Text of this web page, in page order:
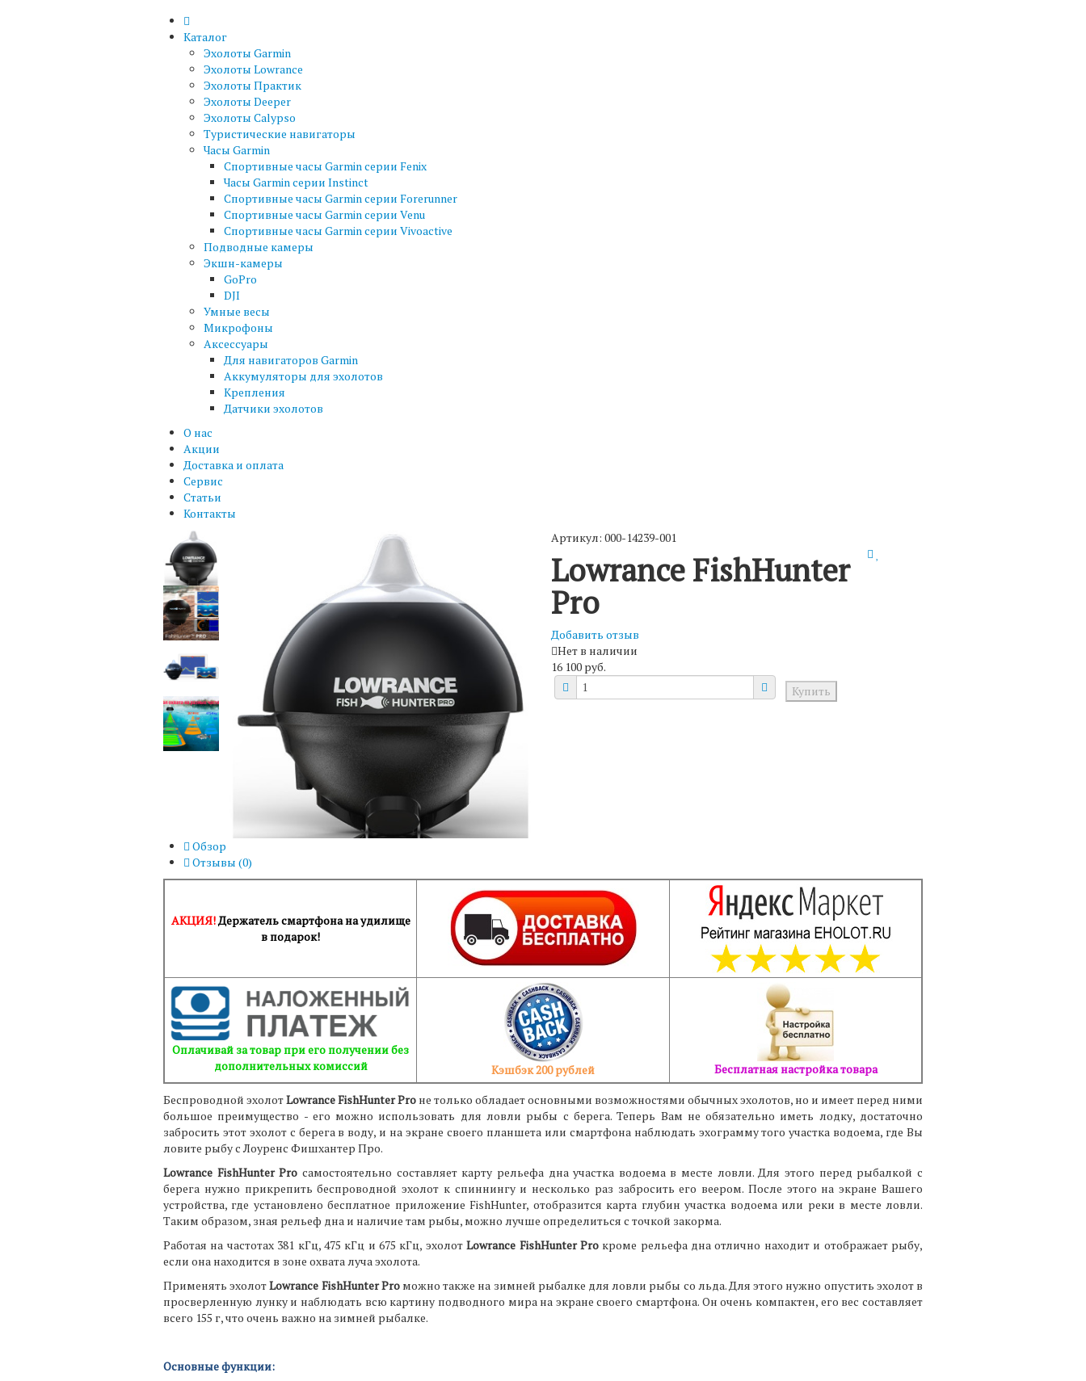
Каталог
Эхолоты Garmin
Эхолоты Lowrance
Эхолоты Практик
Эхолоты Deeper
Эхолоты Calypso
Туристические навигаторы
Часы Garmin
Спортивные часы Garmin серии Fenix
Часы Garmin серии Instinct
Спортивные часы Garmin серии Forerunner
Спортивные часы Garmin серии Venu
Спортивные часы Garmin серии Vivoactive
Подводные камеры
Экшн-камеры
GoPro
DJI
Умные весы
Микрофоны
Аксессуары
Для навигаторов Garmin
Аккумуляторы для эхолотов
Крепления
Датчики эхолотов
О нас
Акции
Доставка и оплата
Сервис
Статьи
Контакты
Артикул: 000-14239-001
Lowrance FishHunter
Pro
Добавить отзыв
Нет в наличии
16 100 руб.
Обзор
Отзывы (0)
АКЦИЯ!Держатель смартфона на удилище
в подарок!
Оплачивай за товар при его получении без
дополнительных комиссий
Кэшбэк 200 рублей
Бесплатная настройка товара
Беспроводной эхолотLowrance FishHunter Pro не только обладает основными возможностями обычных эхолотов, но и имеет перед ними
большое преимущество - его можно использовать для ловли рыбы с берега. Теперь Вам не обязательно иметь лодку, достаточно
забросить этот эхолот с берега в воду, и на экране своего планшета или смартфона наблюдать эхограмму того участка водоема, где Вы
ловите рыбу с Лоуренс Фишхантер Про.
Lowrance FishHunter Pro самостоятельно составляет карту рельефа дна участка водоема в месте ловли. Для этого перед рыбалкой с
берега нужно прикрепить беспроводной эхолот к спиннингу и несколько раз забросить его веером. После этого на экране Вашего
устройства, где установлено бесплатное приложение FishHunter, отобразится карта глубин участка водоема или реки в месте ловли.
Таким образом, зная рельеф дна и наличие там рыбы, можно лучше определиться с точкой закорма.
Работая на частотах 381 кГц, 475 кГц и 675 кГц, эхолотLowrance FishHunter Proкроме рельефа дна отлично находит и отображает рыбу,
если она находится в зоне охвата луча эхолота.
Применять эхолотLowrance FishHunter Proможно также на зимней рыбалке для ловли рыбы со льда. Для этого нужно опустить эхолот в
просверленную лунку и наблюдать всю картину подводного мира на экране своего смартфона. Он очень компактен, его вес составляет
всего 155 г, что очень важно на зимней рыбалке.
Основные функции: